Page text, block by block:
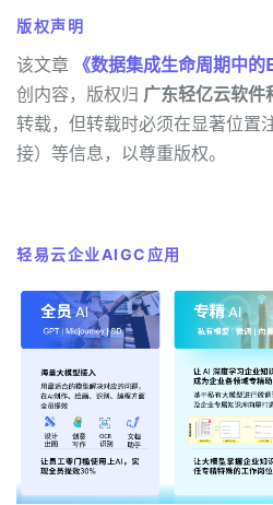
版权声明
该文章 《数据集成生命周期中的
创内容，版权归 广东轻亿云软件
转载，但转载时必须在显著位置
接）等信息，以尊重版权。
轻易云企业AIGC应用